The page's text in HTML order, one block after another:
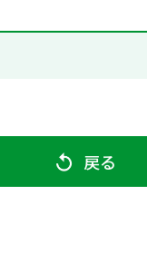
戻る